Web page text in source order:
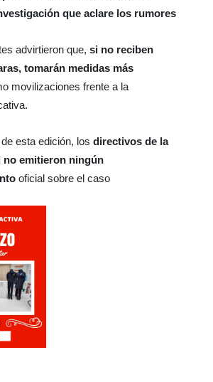
que aclare los rumores
advirtieron que, si no reciben
tomarán medidas más
movilizaciones frente a la
esta edición, los directivos de la
no emitieron ningún
oficial sobre el caso